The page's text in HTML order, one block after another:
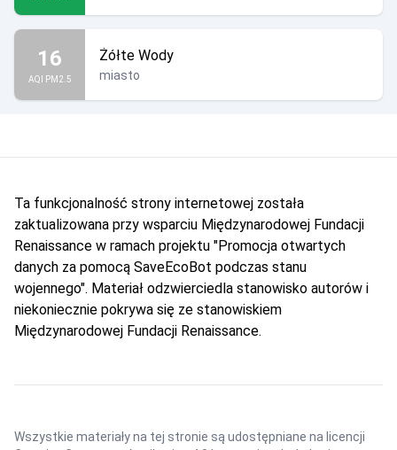
16
AQI PM2.5
Żółte Wody
miasto
Ta funkcjonalność strony internetowej została
zaktualizowana przy wsparciu Międzynarodowej Fundacji
Renaissance w ramach projektu "Promocja otwartych
danych za pomocą SaveEcoBot podczas stanu
wojennego". Materiał odzwierciedla stanowisko autorów i
niekoniecznie pokrywa się ze stanowiskiem
Międzynarodowej Fundacji Renaissance.
Wszystkie materiały na tej stronie są udostępniane na licencji